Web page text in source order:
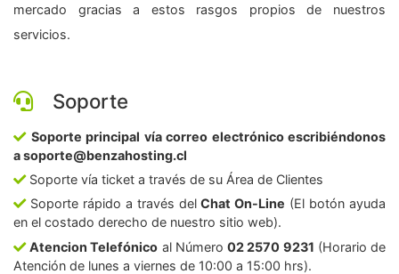
mercado gracias a estos rasgos propios de nuestros
servicios.
Soporte
Soporte principal vía correo electrónico escribiéndonos
a soporte@benzahosting.cl
Soporte vía ticket a través de su Área de Clientes
Soporte rápido a través delChat On-Line (El botón ayuda
en el costado derecho de nuestro sitio web).
Atencion Telefónico al Número02 2570 9231 (Horario de
Atención de lunes a viernes de 10:00 a 15:00 hrs).